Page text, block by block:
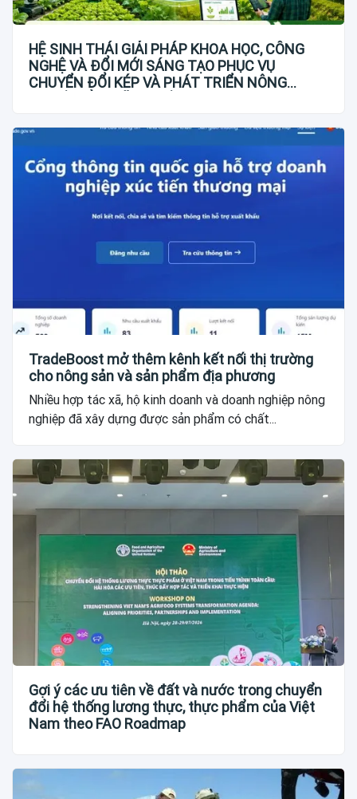
HỆ SINH THÁI GIẢI PHÁP KHOA HỌC, CÔNG
NGHỆ VÀ ĐỔI MỚI SÁNG TẠO PHỤC VỤ
CHUYỂN ĐỔI KÉP VÀ PHÁT TRIỂN NÔNG
TradeBoost mở thêm kênh kết nối thị trường
cho nông sản và sản phẩm địa phương
Nhiều hợp tác xã, hộ kinh doanh và doanh nghiệp nông
nghiệp đã xây dựng được sản phẩm có chất...
Gợi ý các ưu tiên về đất và nước trong chuyển
đổi hệ thống lương thực, thực phẩm của Việt
Nam theo FAO Roadmap